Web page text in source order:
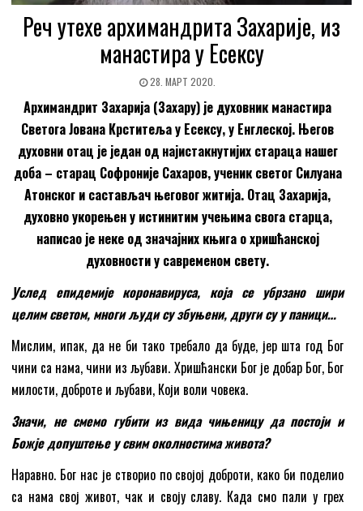
Реч утехе архимандрита Захарије, из
манастира у Есексу
28. МАРТ 2020.
Архимандрит Захарија (Захару) је духовник манастира
Светога Јована Крститеља у Есексу, у Енглеској. Његов
духовни отац је један од најистакнутијих стараца нашег
доба – старац Софроније Сахаров, ученик светог Силуана
Атонског и састављач његовог житија. Отац Захарија,
духовно укорењен у истинитим учењима свога старца,
написао је неке од значајних књига о хришћанској
духовности у савременом свету.
Услед епидемије коронавируса, која се убрзано шири
целим светом, многи људи су збуњени, други су у паници…
Мислим, ипак, да не би тако требало да буде, јер шта год Бог
чини са нама, чини из љубави. Хришћански Бог је добар Бог, Бог
милости, доброте и љубави, Који воли човека.
Значи, не смемо губити из вида чињеницу да постоји и
Божје допуштење у свим околностима живота?
Наравно. Бог нас је створио по својој доброти, како би поделио
са нама свој живот, чак и своју славу. Када смо пали у грех